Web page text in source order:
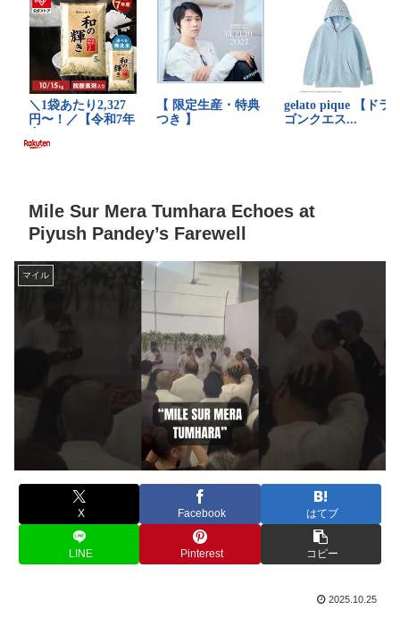
Mile Sur Mera Tumhara Echoes at
Piyush Pandey’s Farewell
マイル
X Facebook はてブ
LINE Pinterest コピー
2025.10.25